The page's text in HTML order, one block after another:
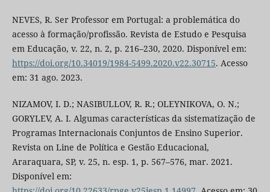
NEVES, R. Ser Professor em Portugal: a problemática do
acesso à formação/profissão. Revista de Estudo e Pesquisa
em Educação, v. 22, n. 2, p. 216–230, 2020. Disponível em:
https://doi.org/10.34019/1984-5499.2020.v22.30715. Acesso
em: 31 ago. 2023.
NIZAMOV, I. D.; NASIBULLOV, R. R.; OLEYNIKOVA, O. N.;
GORYLEV, A. I. Algumas características da sistematização de
Programas Internacionais Conjuntos de Ensino Superior.
Revista on Line de Política e Gestão Educacional,
Araraquara, SP, v. 25, n. esp. 1, p. 567–576, mar. 2021.
Disponível em: